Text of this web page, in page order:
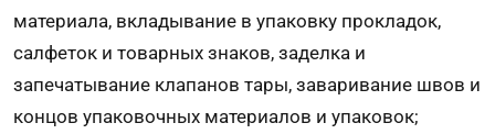
материала, вкладывание в упаковку прокладок,
салфеток и товарных знаков, заделка и
запечатывание клапанов тары, заваривание швов и
концов упаковочных материалов и упаковок;